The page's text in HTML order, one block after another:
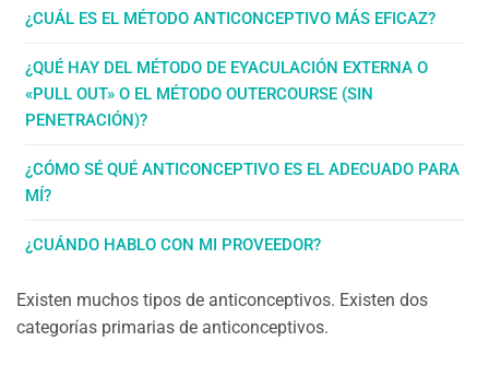
¿CUÁL ES EL MÉTODO ANTICONCEPTIVO MÁS EFICAZ?
¿QUÉ HAY DEL MÉTODO DE EYACULACIÓN EXTERNA O
«PULL OUT» O EL MÉTODO OUTERCOURSE (SIN
PENETRACIÓN)?
¿CÓMO SÉ QUÉ ANTICONCEPTIVO ES EL ADECUADO PARA
MÍ?
¿CUÁNDO HABLO CON MI PROVEEDOR?
Existen muchos tipos de anticonceptivos. Existen dos
categorías primarias de anticonceptivos.